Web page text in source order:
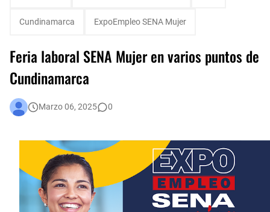
Cundinamarca ExpoEmpleo SENA Mujer
Feria laboral SENA Mujer en varios puntos de
Cundinamarca
Marzo 06, 2025 0